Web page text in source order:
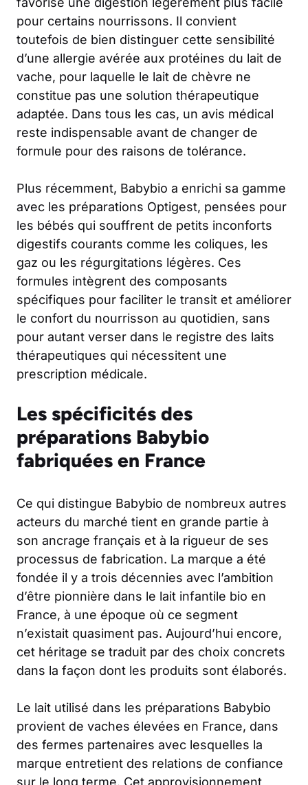
pour certains nourrissons. Il convient
toutefois de bien distinguer cette sensibilité
d’une allergie avérée aux protéines du lait de
vache, pour laquelle le lait de chèvre ne
constitue pas une solution thérapeutique
adaptée. Dans tous les cas, un avis médical
reste indispensable avant de changer de
formule pour des raisons de tolérance.
Plus récemment, Babybio a enrichi sa gamme
avec les préparations Optigest, pensées pour
les bébés qui souffrent de petits inconforts
digestifs courants comme les coliques, les
gaz ou les régurgitations légères. Ces
formules intègrent des composants
spécifiques pour faciliter le transit et améliorer
le confort du nourrisson au quotidien, sans
pour autant verser dans le registre des laits
thérapeutiques qui nécessitent une
prescription médicale.
Les spécificités des
préparations Babybio
fabriquées en France
Ce qui distingue Babybio de nombreux autres
acteurs du marché tient en grande partie à
son ancrage français et à la rigueur de ses
processus de fabrication. La marque a été
fondée il y a trois décennies avec l’ambition
d’être pionnière dans le lait infantile bio en
France, à une époque où ce segment
n’existait quasiment pas. Aujourd’hui encore,
cet héritage se traduit par des choix concrets
dans la façon dont les produits sont élaborés.
Le lait utilisé dans les préparations Babybio
provient de vaches élevées en France, dans
des fermes partenaires avec lesquelles la
marque entretient des relations de confiance